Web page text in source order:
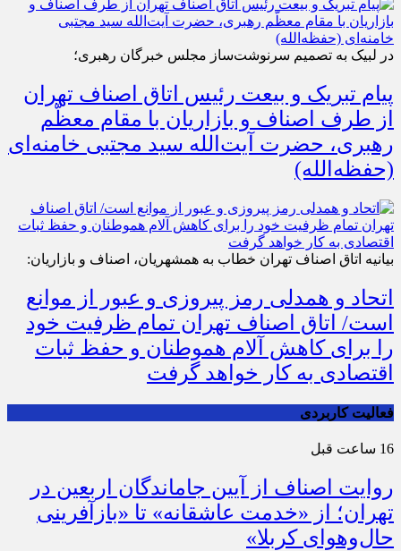
در لبیک به تصمیم سرنوشت‌ساز مجلس خبرگان رهبری؛
پیام تبریک و بیعت رئیس اتاق اصناف تهران
از طرف اصناف و بازاریان با مقام معظّم
رهبری، حضرت آیت‌الله سید مجتبی خامنه‌ای
(حفظه‌الله)
بیانیه اتاق اصناف تهران خطاب به همشهریان، اصناف و بازاریان:
اتحاد و همدلی رمز پیروزی و عبور از موانع
است/ اتاق اصناف تهران تمام ظرفیت خود
را برای کاهش آلام هموطنان و حفظ ثبات
اقتصادی به کار خواهد گرفت
فعالیت کاربردی
16 ساعت قبل
روایت اصناف از آیین جاماندگان اربعین در
تهران؛ از «خدمت عاشقانه» تا «بازآفرینی
حال‌وهوای کربلا»